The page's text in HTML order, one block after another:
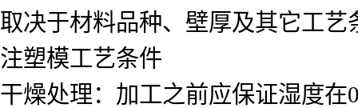
取决于材料品种、壁厚及其它工艺
注塑模工艺条件
干燥处理：加工之前应保证湿度